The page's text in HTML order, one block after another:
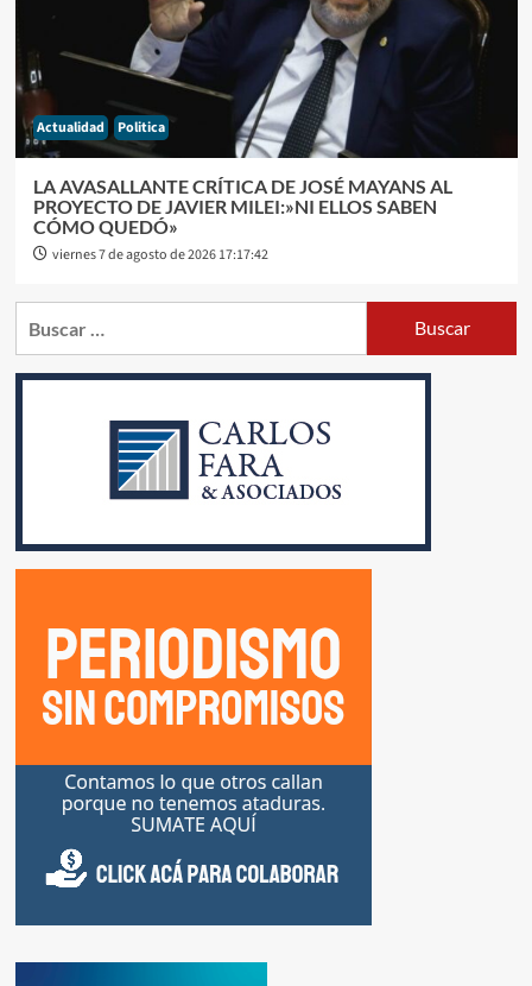
Actualidad Politica
LA AVASALLANTE CRÍTICA DE JOSÉ MAYANS AL
PROYECTO DE JAVIER MILEI:»NI ELLOS SABEN
CÓMO QUEDÓ»
viernes 7 de agosto de 2026 17:17:42